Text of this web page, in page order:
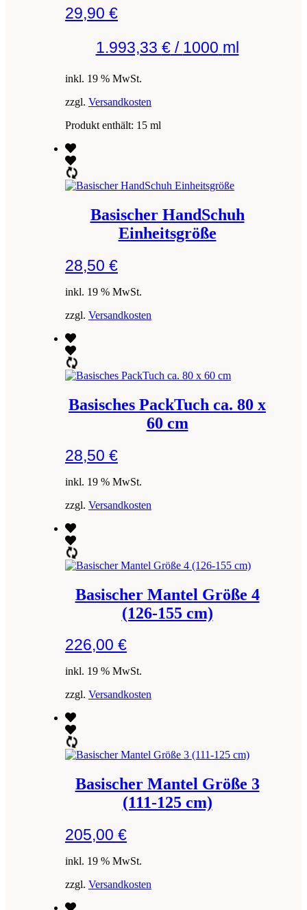
29,90 €
1.993,33 €/ 1000 ml
inkl. 19 % MwSt.
zzgl. Versandkosten
Produkt enthält: 15 ml
Basischer HandSchuh
Einheitsgröße
28,50 €
inkl. 19 % MwSt.
zzgl. Versandkosten
Basisches PackTuch ca. 80 x
60 cm
28,50 €
inkl. 19 % MwSt.
zzgl. Versandkosten
Basischer Mantel Größe 4
(126-155 cm)
226,00 €
inkl. 19 % MwSt.
zzgl. Versandkosten
Basischer Mantel Größe 3
(111-125 cm)
205,00 €
inkl. 19 % MwSt.
zzgl. Versandkosten